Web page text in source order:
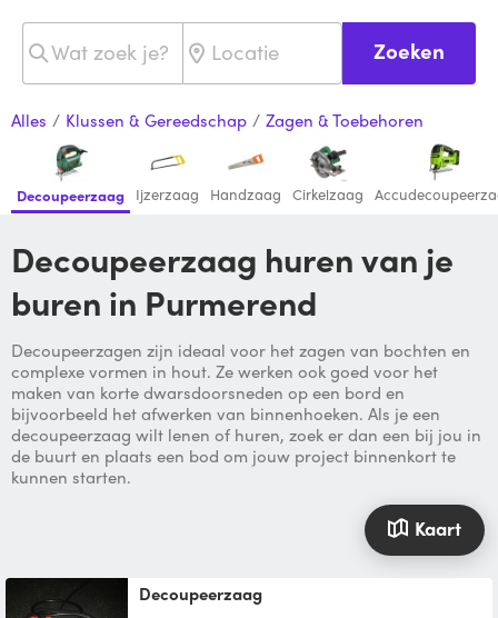
Zoeken
Alles / Klussen & Gereedschap / Zagen & Toebehoren
Decoupeerzaag Ijzerzaag Handzaag Cirkelzaag
Decoupeerzaag huren van je
buren in Purmerend
Decoupeerzagen zijn ideaal voor het zagen van bochten en
complexe vormen in hout. Ze werken ook goed voor het
maken van korte dwarsdoorsneden op een bord en
bijvoorbeeld het afwerken van binnenhoeken. Als je een
decoupeerzaag wilt lenen of huren, zoek er dan een bij jou in
de buurt en plaats een bod om jouw project binnenkort te
kunnen starten.
Kaart
Decoupeerzaag